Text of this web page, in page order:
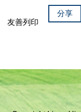
友善列印
分享